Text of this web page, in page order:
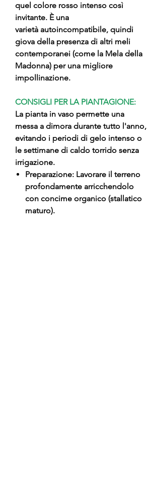
quel colore rosso intenso così
invitante. È una
varietà autoincompatibile, quindi
giova della presenza di altri meli
contemporanei (come la Mela della
Madonna) per una migliore
impollinazione.
CONSIGLI PER LA PIANTAGIONE:
La pianta in vaso permette una
messa a dimora durante tutto l'anno,
evitando i periodi di gelo intenso o
le settimane di caldo torrido senza
irrigazione.
Preparazione: Lavorare il terreno
profondamente arricchendolo
con concime organico (stallatico
maturo).